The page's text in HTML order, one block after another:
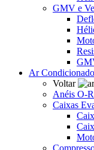
GMV e
Ar Condicionado
Voltar
Anéis O-
Caixas